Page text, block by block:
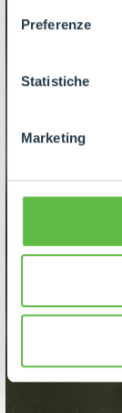
pagina. Per
GDPR
Preferenze
Statistiche
Marketing